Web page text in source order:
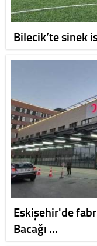
Bilecik’te sinek
Eskişehir'de
Bacağı …